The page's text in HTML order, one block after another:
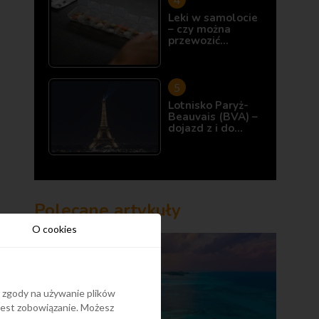
Leki w samolocie
– czy można
przewozić…
Lotnisko Paryż-
Beauvais (BVA) –
dojazd z i do…
Polecane artykuły
O cookies
na używanie plików
zobowiązanie. Możesz